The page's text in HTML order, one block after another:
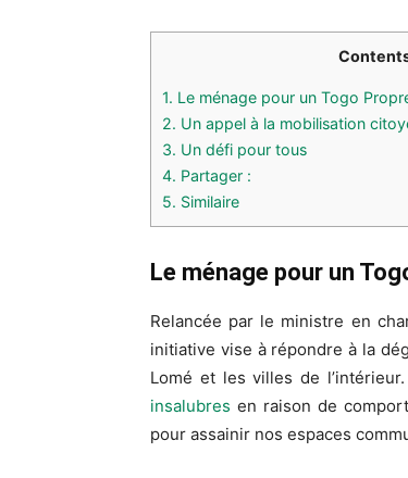
1. Le ménage pour un Togo
2. Un appel à la mobilisation
3. Un défi pour tous
4. Partager :
5. Similaire
Le ménage pour un
Relancée par le ministre en
initiative vise à répondre à la
Lomé et les villes de
insalubres en raison de
pour assainir nos espaces